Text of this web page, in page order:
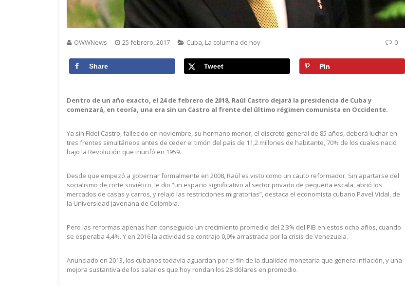
OWWNews 25 febrero, 2017 Cuba, La columna de hoy 0
Share Tweet Pin
Dentro de un año exacto, el 24 de febrero de 2018, Raúl Castro dejará la presidencia de Cuba y
comenzará, en teoría, una era sin un Castro al frente del último régimen comunista en Occidente.
Ya sin Fidel Castro, fallecido en noviembre, su hermano menor, el discreto general de 85 años, deberá luchar en
tres frentes simultáneos antes de ceder el timón del país de 11,2 millones de habitante, 70% de los cuales nació
bajo la Revolución que triunfó en 1959.
Desde que empezó a gobernar formalmente en 2008, Raúl es visto como un cauto reformador. Sin apartarse del
socialismo de corte soviético, le dio “un espacio significativo al sector privado de pequeña escala, abrió los
mercados de casas y carros, y relajó las restricciones migratorias”, destaca el economista cubano Pavel Vidal, de
la Universidad Javeriana de Colombia.
Pero las reformas apenas han conseguido un crecimiento promedio del 2,3% del PIB en estos ocho años, cuando
se esperaba 4,4%. Y en 2016 la actividad se contrajo 0,9% arrastrada por la crisis de Venezuela.
Anunciado en 2013, los cubanos todavía aguardan por el fin de la dualidad monetaria que genera inflación, y una
mejora sustantiva de los salarios que hoy rondan los 28 dólares en promedio.